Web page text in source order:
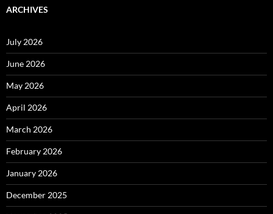
ARCHIVES
July 2026
June 2026
May 2026
April 2026
March 2026
February 2026
January 2026
December 2025